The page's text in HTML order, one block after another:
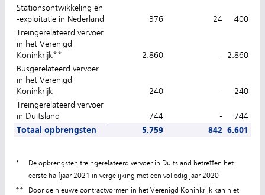
Stationsontwikkeling en
-exploitatie in Nederland
376 24
400
Treingerelateerd vervoer
in het Verenigd
Koninkrijk**
2.860 -
2.860
Busgerelateerd vervoer
in het Verenigd
Koninkrijk
240 -
240
Treingerelateerd vervoer
in Duitsland
744 -
744
Totaal opbrengsten
5.759 842 6.601
*
De opbrengsten treingerelateerd vervoer in Duitsland betreffen het
eerste halfjaar 2021 in vergelijking met een volledig jaar 2020
**
Door de nieuwe contractvormen in het Verenigd Koninkrijk kan niet